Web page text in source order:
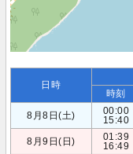
日時
時刻
8月8日(土)
00:00
15:40
8月9日(日)
01:39
16:49